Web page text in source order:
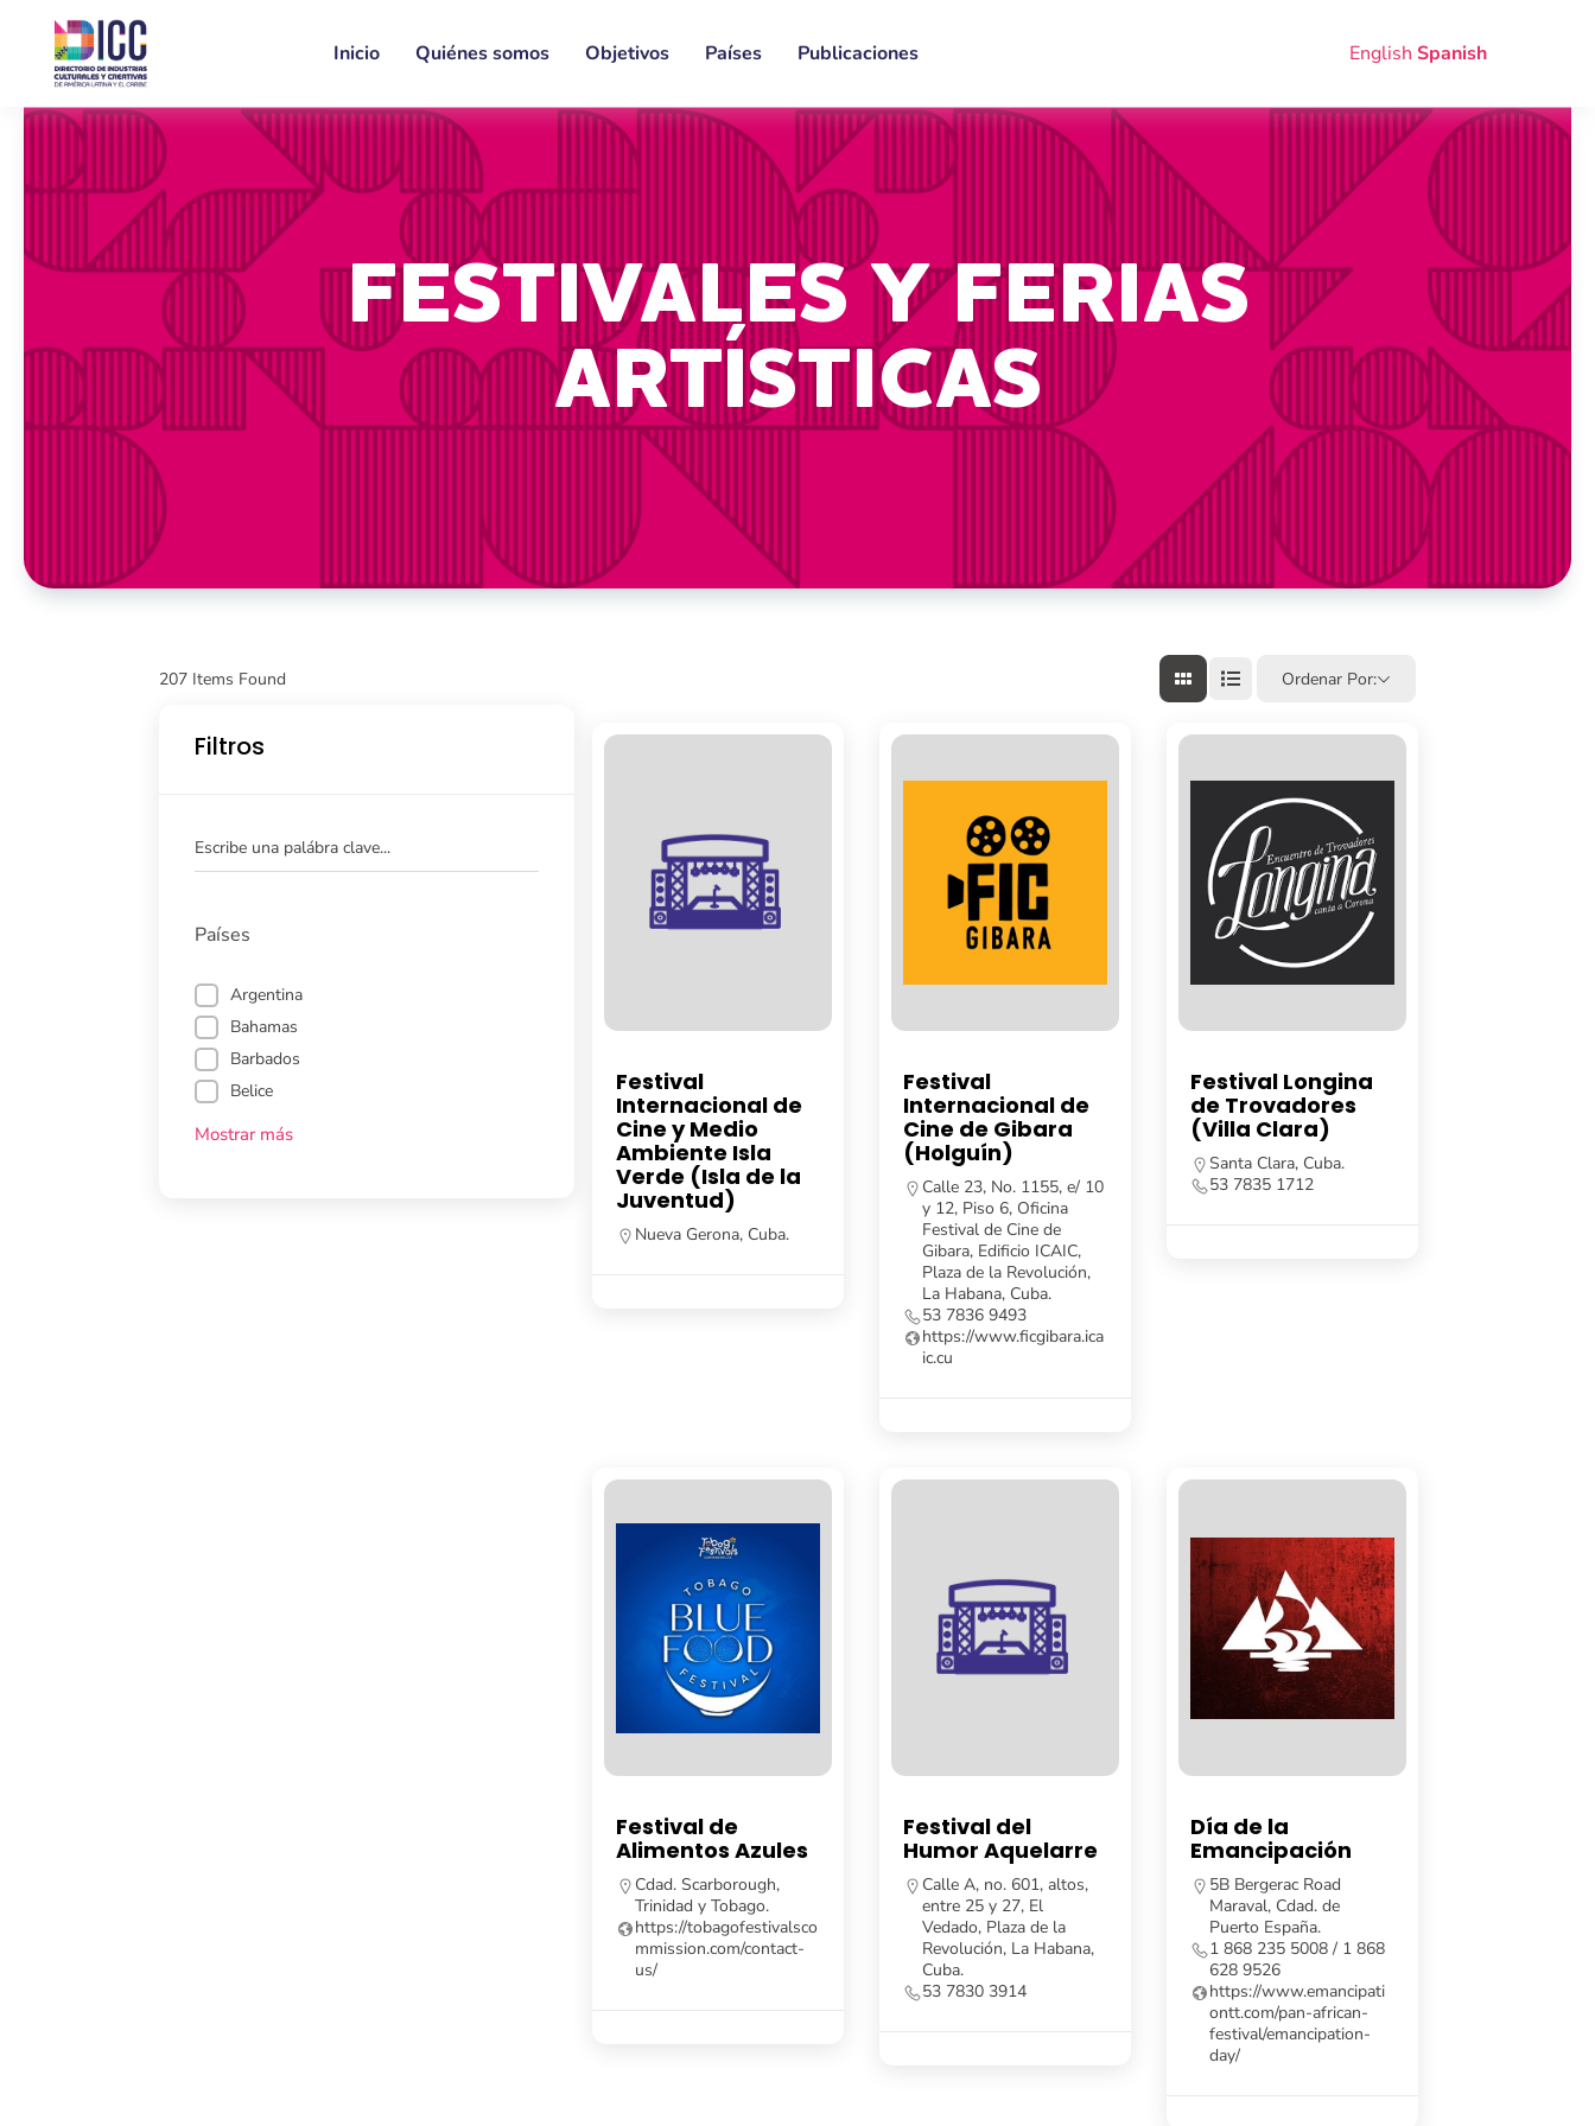
Inicio Quiénes somos Objetivos Países Publicaciones English Spanish
FESTIVALES Y FERIAS
ARTÍSTICAS
207 Items Found Ordenar Por:
Filtros
Escribe una palábra clave...
Países
Argentina
Bahamas
Barbados
Belice
Mostrar más
Festival
Internacional de
Cine y Medio
Ambiente Isla
Verde (Isla de la
Juventud)
Nueva Gerona, Cuba.
Festival
Internacional de
Cine de Gibara
(Holguín)
Calle 23, No. 1155, e/ 10
y 12, Piso 6, Oficina
Festival de Cine de
Gibara, Edificio ICAIC,
Plaza de la Revolución,
La Habana, Cuba.
53 7836 9493
https://www.ficgibara.ica
ic.cu
Festival Longina
de Trovadores
(Villa Clara)
Santa Clara, Cuba.
53 7835 1712
Festival de
Alimentos Azules
Cdad. Scarborough,
Trinidad y Tobago.
https://tobagofestivalsco
mmission.com/contact-
us/
Festival del
Humor Aquelarre
Calle A, no. 601, altos,
entre 25 y 27, El
Vedado, Plaza de la
Revolución, La Habana,
Cuba.
53 7830 3914
Día de la
Emancipación
5B Bergerac Road
Maraval, Cdad. de
Puerto España.
1 868 235 5008 / 1 868
628 9526
https://www.emancipati
ontt.com/pan-african-
festival/emancipation-
day/